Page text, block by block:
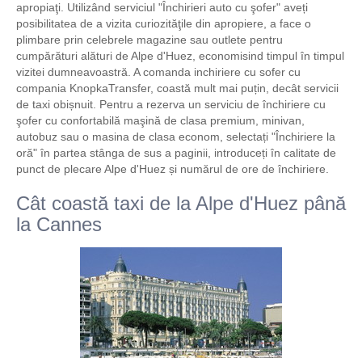
apropiaţi. Utilizând serviciul "Închirieri auto cu şofer" aveți
posibilitatea de a vizita curiozităţile din apropiere, a face o
plimbare prin celebrele magazine sau outlete pentru
cumpărături alături de Alpe d'Huez, economisind timpul în timpul
vizitei dumneavoastră. A comanda inchiriere cu sofer cu
compania KnopkaTransfer, coastă mult mai puțin, decât servicii
de taxi obișnuit. Pentru a rezerva un serviciu de închiriere cu
şofer cu confortabilă maşină de clasa premium, minivan,
autobuz sau o masina de clasa econom, selectați "Închiriere la
oră" în partea stânga de sus a paginii, introduceți în calitate de
punct de plecare Alpe d'Huez și numărul de ore de închiriere.
Cât coastă taxi de la Alpe d'Huez până
la Cannes